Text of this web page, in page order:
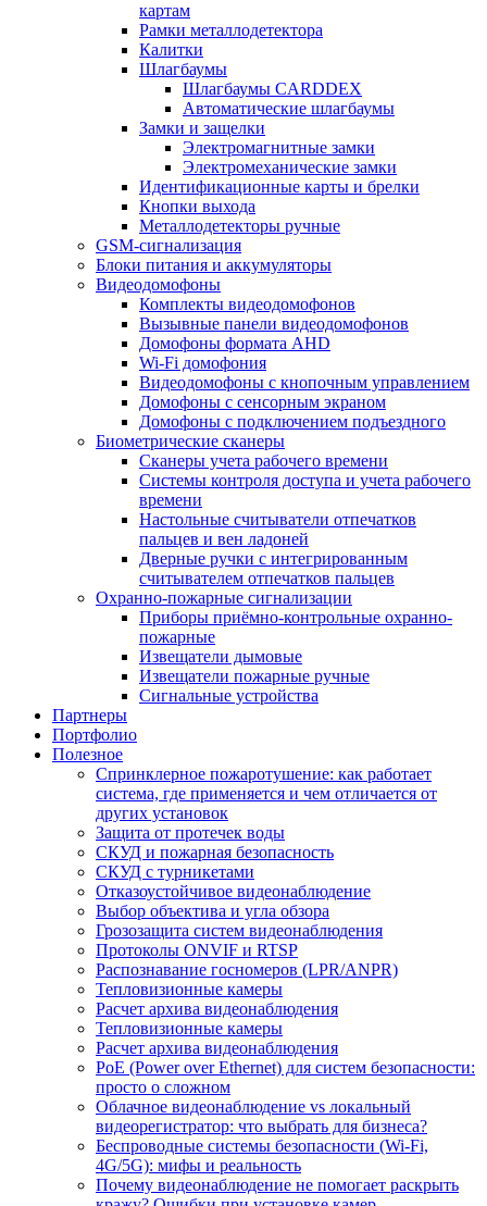
картам
Рамки металлодетектора
Калитки
Шлагбаумы
Шлагбаумы CARDDEX
Автоматические шлагбаумы
Замки и защелки
Электромагнитные замки
Электромеханические замки
Идентификационные карты и брелки
Кнопки выхода
Металлодетекторы ручные
GSM-сигнализация
Блоки питания и аккумуляторы
Видеодомофоны
Комплекты видеодомофонов
Вызывные панели видеодомофонов
Домофоны формата AHD
Wi-Fi домофония
Видеодомофоны с кнопочным управлением
Домофоны с сенсорным экраном
Домофоны с подключением подъездного
Биометрические сканеры
Сканеры учета рабочего времени
Системы контроля доступа и учета рабочего
времени
Настольные считыватели отпечатков
пальцев и вен ладоней
Дверные ручки с интегрированным
считывателем отпечатков пальцев
Охранно-пожарные сигнализации
Приборы приёмно-контрольные охранно-
пожарные
Извещатели дымовые
Извещатели пожарные ручные
Сигнальные устройства
Партнеры
Портфолио
Полезное
Спринклерное пожаротушение: как работает
система, где применяется и чем отличается от
других установок
Защита от протечек воды
СКУД и пожарная безопасность
СКУД с турникетами
Отказоустойчивое видеонаблюдение
Выбор объектива и угла обзора
Грозозащита систем видеонаблюдения
Протоколы ONVIF и RTSP
Распознавание госномеров (LPR/ANPR)
Тепловизионные камеры
Расчет архива видеонаблюдения
Тепловизионные камеры
Расчет архива видеонаблюдения
PoE (Power over Ethernet) для систем безопасности:
просто о сложном
Облачное видеонаблюдение vs локальный
видеорегистратор: что выбрать для бизнеса?
Беспроводные системы безопасности (Wi-Fi,
4G/5G): мифы и реальность
Почему видеонаблюдение не помогает раскрыть